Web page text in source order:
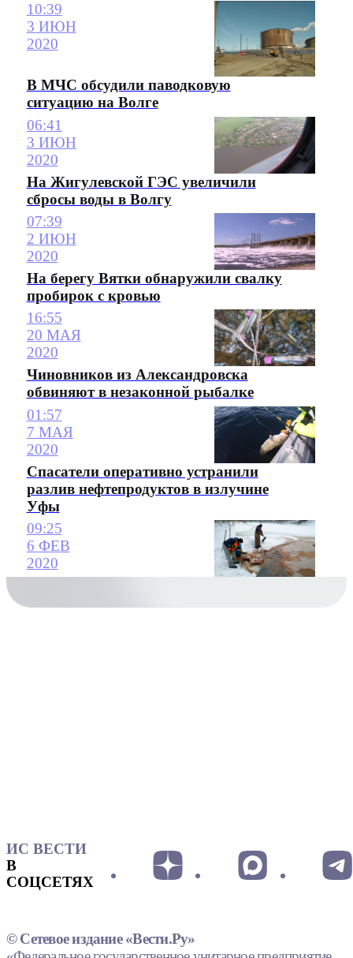
10:39
3 ИЮН
2020
В МЧС обсудили паводковую
ситуацию на Волге
06:41
3 ИЮН
2020
На Жигулевской ГЭС увеличили
сбросы воды в Волгу
07:39
2 ИЮН
2020
На берегу Вятки обнаружили свалку
пробирок с кровью
16:55
20 МАЯ
2020
Чиновников из Александровска
обвиняют в незаконной рыбалке
01:57
7 МАЯ
2020
Спасатели оперативно устранили
разлив нефтепродуктов в излучине
Уфы
09:25
6 ФЕВ
2020
ИС ВЕСТИ
В
СОЦСЕТЯХ
© Сетевое издание «Вести.Ру»